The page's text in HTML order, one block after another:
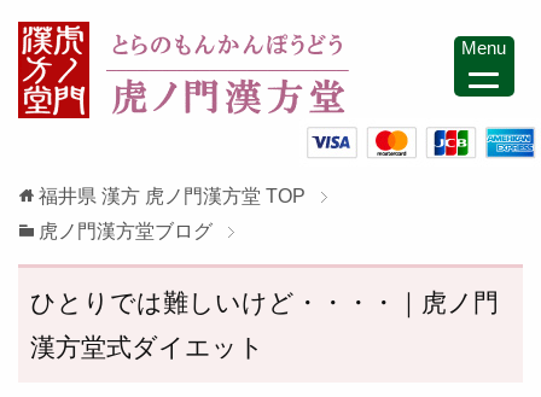
福井県 漢方 虎ノ門漢方堂 TOP
虎ノ門漢方堂ブログ
ひとりでは難しいけど・・・・｜虎ノ門
漢方堂式ダイエット
Menu